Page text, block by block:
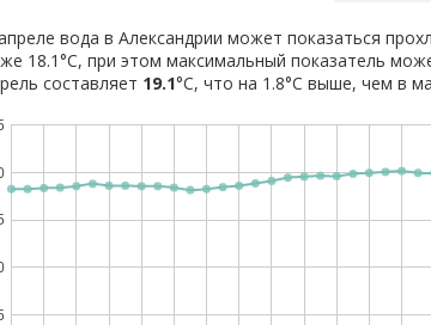
вода в Александрии может показаться
18.1°C, при этом максимальный показатель
составляет 19.1°C, что на 1.8°C выше, чем в